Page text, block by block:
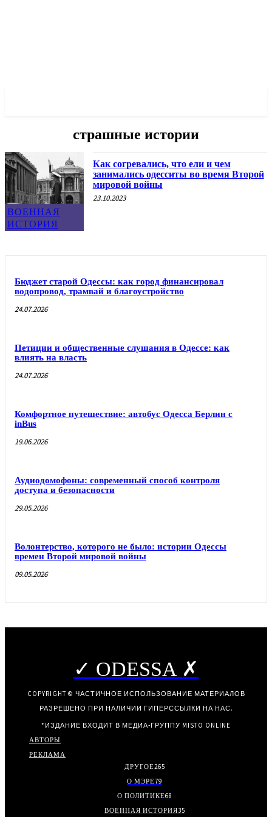
страшные истории
ВОЕННАЯ
ИСТОРИЯ
Как согревались, что ели и чем
занимались одесситы во время Второй
мировой войны
23.10.2023
Бюджет старой Одессы: как город финансировал
водопровод, трамвай и благоустройство
24.07.2026
Петиции и общественные слушания в Одессе: как
влиять на власть
24.07.2026
Комфортное путешествие: автобус Одесса Берлин с
inBus
19.06.2026
Аудиодомофоны: современный способ контроля
доступа и безопасности
29.05.2026
Волонтерство, которого не было: истории Одессы
времен Второй мировой войны
09.05.2026
✓ ODESSA ✗
COPYRIGHT © ЧАСТИЧНОЕ ИСПОЛЬЗОВАНИЕ МАТЕРИАЛОВ
РАЗРЕШЕНО ПРИ НАЛИЧИИ ГИПЕРССЫЛКИ НА НАС.
*ИЗДАНИЕ ВХОДИТ В МЕДИА-ГРУППУ MISTO ONLINE
АВТОРЫ
РЕКЛАМА
ДРУГОЕ265
О МЭРЕ79
О ПОЛИТИКЕ68
ВОЕННАЯ ИСТОРИЯ35